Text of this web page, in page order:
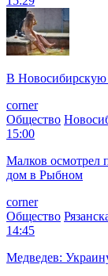
В Новосибирскую
corner
Общество
15:00
Малков осмотрел
дом в Рыбном
corner
Общество
14:45
Медведев: